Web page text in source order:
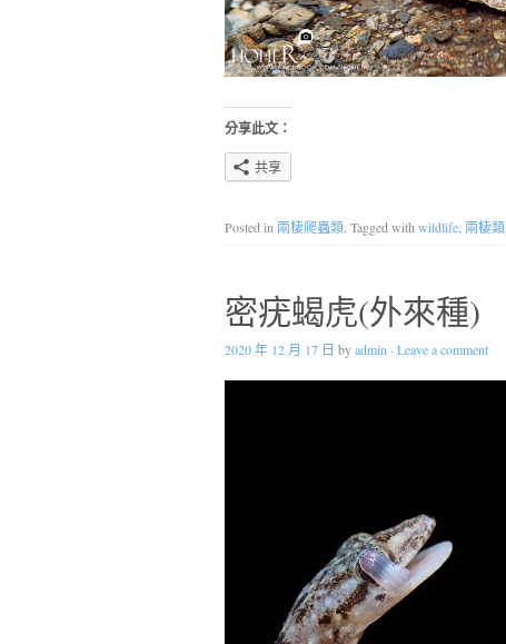
分享此文：
共享
Posted in 兩棲爬蟲類. Tagged with wildlife 兩棲類
密疣蝎虎(外來種)
2020 年 12 月 17 日 byadmin · Leave a comment